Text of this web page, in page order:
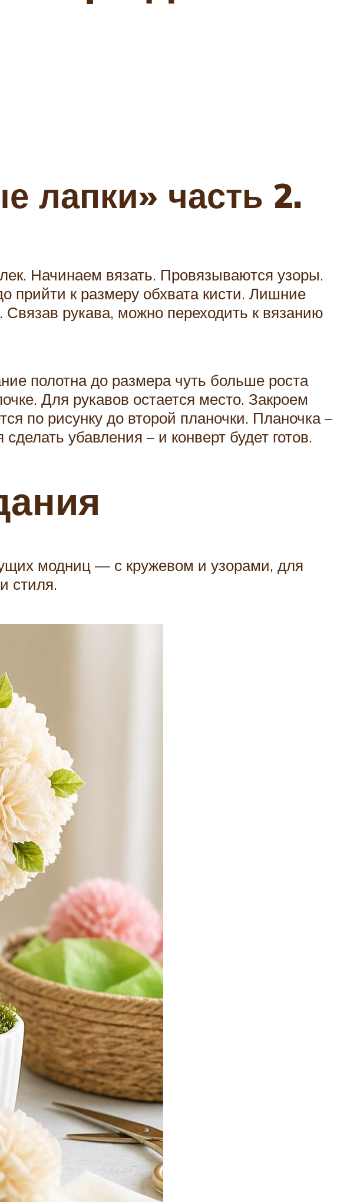
лапки» часть 2.
Начинаем вязать. Провязываются узоры.
прийти к размеру обхвата кисти. Лишние
рукава, можно переходить к вязанию
полотна до размера чуть больше роста
Для рукавов остается место. Закроем
по рисунку до второй планочки. Планочка –
убавления – и конверт будет готов.
модниц — с кружевом и узорами, для
стиля.